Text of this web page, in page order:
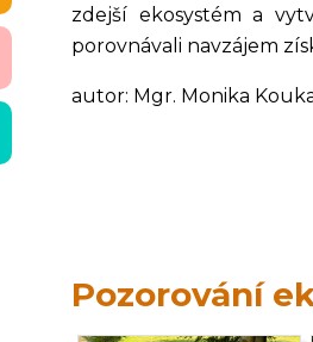
zdejší ekosystém a
porovnávali navzájem
autor: Mgr. Monika
Pozorování